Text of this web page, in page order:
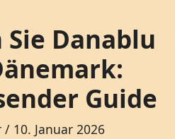
Danablu
Guide
/ 10. Januar 2026